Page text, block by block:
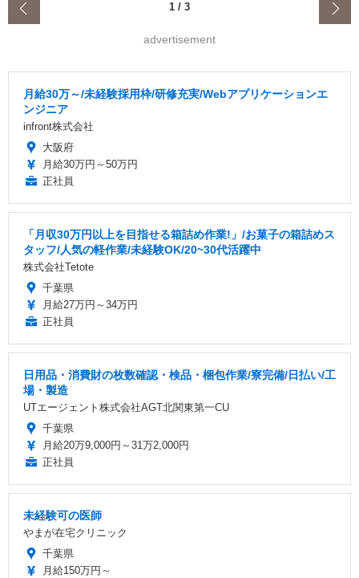
1 / 3
advertisement
月給30万～/未経験採用枠/研修充実/Webアプリケーションエ
ンジニア
infront株式会社
大阪府
月給30万円～50万円
正社員
「月収30万円以上を目指せる箱詰め作業!」/お菓子の箱詰めス
タッフ/人気の軽作業/未経験OK/20~30代活躍中
株式会社Tetote
千葉県
月給27万円～34万円
正社員
日用品・消費財の枚数確認・検品・梱包作業/寮完備/日払い/工
場・製造
UTエージェント株式会社AGT北関東第一CU
千葉県
月給20万9,000円～31万2,000円
正社員
未経験可の医師
やまが在宅クリニック
千葉県
月給150万円～